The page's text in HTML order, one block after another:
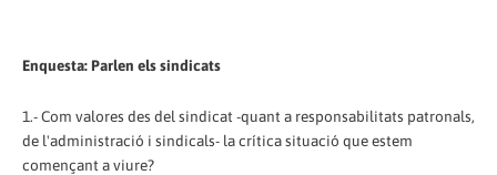
Enquesta: Parlen els sindicats
1.- Com valores des del sindicat -quant a responsabilitats patronals,
de l'administració i sindicals- la crítica situació que estem
començant a viure?